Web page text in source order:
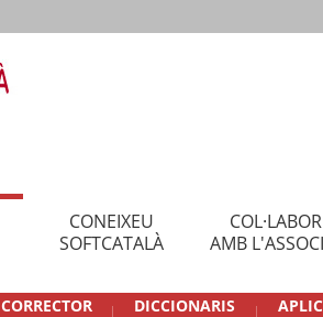
CONEIXEU
SOFTCATALÀ
AMB
CORRECTOR DICCIONARIS